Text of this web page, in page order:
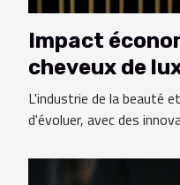
Impact
cheveux de
L'industrie de la beauté
d'évoluer, avec des